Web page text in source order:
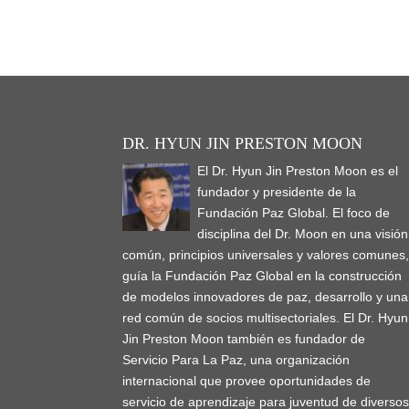
DR. HYUN JIN PRESTON MOON
El Dr. Hyun Jin Preston Moon es el
fundador y presidente de la
Fundación Paz Global. El foco de
disciplina del Dr. Moon en una visión
común, principios universales y valores comunes,
guía la Fundación Paz Global en la construcción
de modelos innovadores de paz, desarrollo y una
red común de socios multisectoriales. El Dr. Hyun
Jin Preston Moon también es fundador de
Servicio Para La Paz, una organización
internacional que provee oportunidades de
servicio de aprendizaje para juventud de diversos